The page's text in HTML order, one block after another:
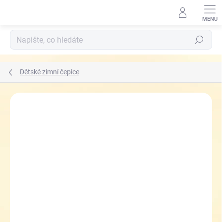
Hledat
Dětské zimní čepice